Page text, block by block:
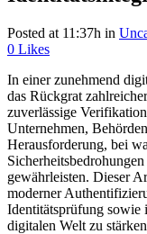
Posted at 11:37h in
0 Likes
In einer zunehmend
das Rückgrat
zuverlässige
Unternehmen,
Herausforderung, bei
gewährleisten. Dieser
moderner
Identitätsprüfung sowie
digitalen Welt zu